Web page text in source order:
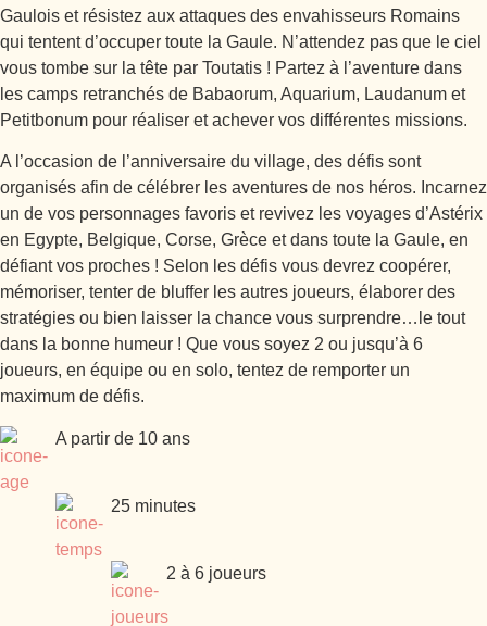
Gaulois et résistez aux attaques des envahisseurs Romains
qui tentent d’occuper toute la Gaule. N’attendez pas que le ciel
vous tombe sur la tête par Toutatis ! Partez à l’aventure dans
les camps retranchés de Babaorum, Aquarium, Laudanum et
Petitbonum pour réaliser et achever vos différentes missions.
A l’occasion de l’anniversaire du village, des défis sont
organisés afin de célébrer les aventures de nos héros. Incarnez
un de vos personnages favoris et revivez les voyages d’Astérix
en Egypte, Belgique, Corse, Grèce et dans toute la Gaule, en
défiant vos proches ! Selon les défis vous devrez coopérer,
mémoriser, tenter de bluffer les autres joueurs, élaborer des
stratégies ou bien laisser la chance vous surprendre…le tout
dans la bonne humeur ! Que vous soyez 2 ou jusqu’à 6
joueurs, en équipe ou en solo, tentez de remporter un
maximum de défis.
A partir de 10 ans
25 minutes
2 à 6 joueurs